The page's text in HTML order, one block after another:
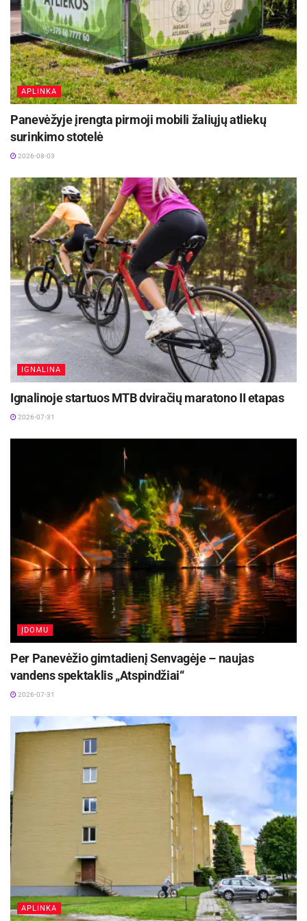
APLINKA
Panevėžyje įrengta pirmoji mobili žaliųjų atliekų
surinkimo stotelė
2026-08-03
IGNALINA
Ignalinoje startuos MTB dviračių maratono II etapas
2026-07-31
ĮDOMU
Per Panevėžio gimtadienį Senvagėje – naujas
vandens spektaklis „Atspindžiai“
2026-07-31
APLINKA